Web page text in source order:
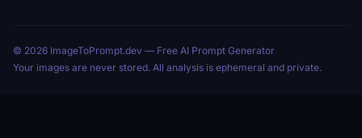
© 2026 ImageToPrompt.dev — Free AI Prompt Generator
Your images are never stored. All analysis is ephemeral and private.